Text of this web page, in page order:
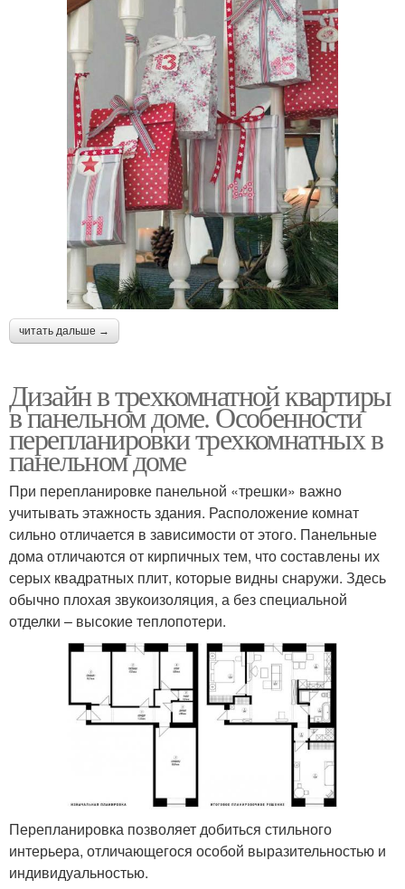
читать дальше →
Дизайн в трехкомнатной квартиры
в панельном доме. Особенности
перепланировки трехкомнатных в
панельном доме
При перепланировке панельной «трешки» важно
учитывать этажность здания. Расположение комнат
сильно отличается в зависимости от этого. Панельные
дома отличаются от кирпичных тем, что составлены их
серых квадратных плит, которые видны снаружи. Здесь
обычно плохая звукоизоляция, а без специальной
отделки – высокие теплопотери.
Перепланировка позволяет добиться стильного
интерьера, отличающегося особой выразительностью и
индивидуальностью.